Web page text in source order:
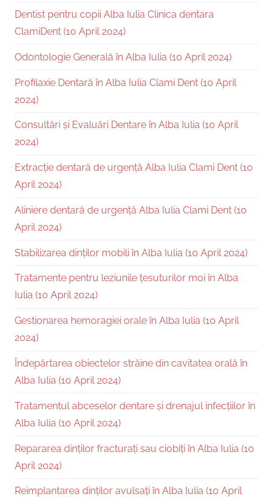
Dentist pentru copii Alba Iulia Clinica dentara
ClamiDent (10 April 2024)
Odontologie Generală în Alba Iulia (10 April 2024)
Profilaxie Dentară în Alba Iulia Clami Dent (10 April
2024)
Consultări și Evaluări Dentare în Alba Iulia (10 April
2024)
Extracție dentară de urgență Alba Iulia Clami Dent (10
April 2024)
Aliniere dentară de urgență Alba Iulia Clami Dent (10
April 2024)
Stabilizarea dinților mobili în Alba Iulia (10 April 2024)
Tratamente pentru leziunile țesuturilor moi în Alba
Iulia (10 April 2024)
Gestionarea hemoragiei orale în Alba Iulia (10 April
2024)
Îndepărtarea obiectelor străine din cavitatea orală în
Alba Iulia (10 April 2024)
Tratamentul abceselor dentare și drenajul infecțiilor în
Alba Iulia (10 April 2024)
Repararea dinților fracturați sau ciobiți în Alba Iulia (10
April 2024)
Reimplantarea dinților avulsați în Alba Iulia (10 April